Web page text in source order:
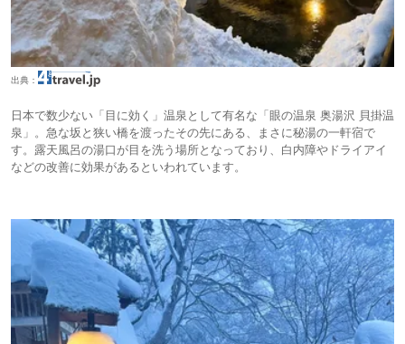
出典：
日本で数少ない「目に効く」温泉として有名な「眼の温泉 奥湯沢 貝掛温
泉」。急な坂と狭い橋を渡ったその先にある、まさに秘湯の一軒宿で
す。露天風呂の湯口が目を洗う場所となっており、白内障やドライアイ
などの改善に効果があるといわれています。